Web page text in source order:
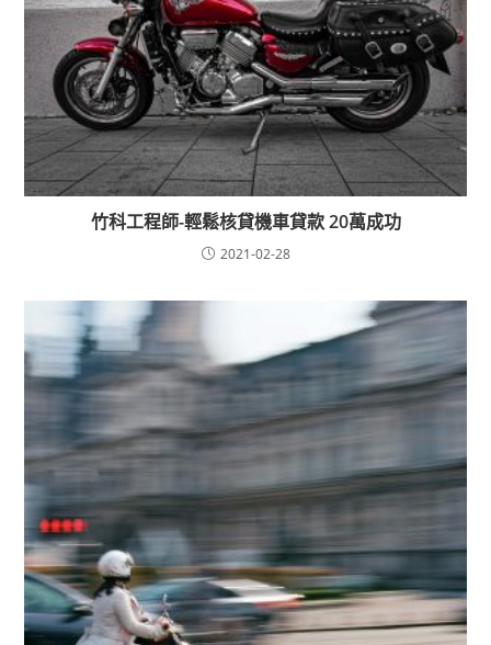
竹科工程師-輕鬆核貸機車貸款 20萬成功
2021-02-28